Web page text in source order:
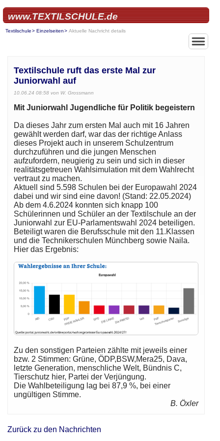
www.TEXTILSCHULE.de
Textilschule Einzelseiten Aktuelle Nachricht details
Textilschule ruft das erste Mal zur
Juniorwahl auf
10.06.24 08:58 von W. Grossmann
Mit Juniorwahl Jugendliche für Politik begeistern
Da dieses Jahr zum ersten Mal auch mit 16 Jahren
gewählt werden darf, war das der richtige Anlass
dieses Projekt auch in unserem Schulzentrum
durchzuführen und die jungen Menschen
aufzufordern, neugierig zu sein und sich in dieser
realitätsgetreuen Wahlsimulation mit dem Wahlrecht
vertraut zu machen.
Aktuell sind 5.598 Schulen bei der Europawahl 2024
dabei und wir sind eine davon! (Stand: 22.05.2024)
Ab dem 4.6.2024 konnten sich knapp 100
Schülerinnen und Schüler an der Textilschule an der
Juniorwahl zur EU-Parlamentswahl 2024 beteiligen.
Beteiligt waren die Berufsschule mit den 11.Klassen
und die Technikerschulen Münchberg sowie Naila.
Hier das Ergebnis:
Zu den sonstigen Parteien zählte mit jeweils einer
bzw. 2 Stimmen: Grüne, ÖDP,BSW,Mera25, Dava,
letzte Generation, menschliche Welt, Bündnis C,
Tierschutz hier, Partei der Verjüngung.
Die Wahlbeteiligung lag bei 87,9 %, bei einer
ungültigen Stimme.
B. Öxler
Zurück zu den Nachrichten